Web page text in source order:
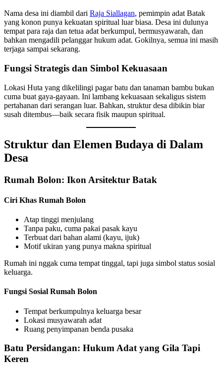
Nama desa ini diambil dari Raja Siallagan, pemimpin adat Batak
yang konon punya kekuatan spiritual luar biasa. Desa ini dulunya
tempat para raja dan tetua adat berkumpul, bermusyawarah, dan
bahkan mengadili pelanggar hukum adat. Gokilnya, semua ini masih
terjaga sampai sekarang.
Fungsi Strategis dan Simbol Kekuasaan
Lokasi Huta yang dikelilingi pagar batu dan tanaman bambu bukan
cuma buat gaya-gayaan. Ini lambang kekuasaan sekaligus sistem
pertahanan dari serangan luar. Bahkan, struktur desa dibikin biar
susah ditembus—baik secara fisik maupun spiritual.
Struktur dan Elemen Budaya di Dalam
Desa
Rumah Bolon: Ikon Arsitektur Batak
Ciri Khas Rumah Bolon
Atap tinggi menjulang
Tanpa paku, cuma pakai pasak kayu
Terbuat dari bahan alami (kayu, ijuk)
Motif ukiran yang punya makna spiritual
Rumah ini nggak cuma tempat tinggal, tapi juga simbol status sosial
keluarga.
Fungsi Sosial Rumah Bolon
Tempat berkumpulnya keluarga besar
Lokasi musyawarah adat
Ruang penyimpanan benda pusaka
Batu Persidangan: Hukum Adat yang Gila Tapi
Keren